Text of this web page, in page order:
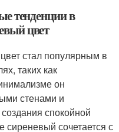
тенденции в
цвет
стал популярным в
таких как
он
стенами и
спокойной
сочетается с